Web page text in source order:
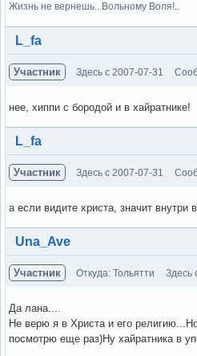
Жизнь не вернешь...Вольному Воля!..
Вне форума
L_fa
Участник Здесь с 2007-07-31
нее, хиппи с бородой и в хайратнике!
Вне форума
L_fa
Участник Здесь с 2007-07-31
а если видите христа, значит
Вне форума
Una_Ave
Участник Откуда: Тольятти Здесь
Да лана....
Не верю я в Христа и его
посмотрю еще раз)Ну хайратника в